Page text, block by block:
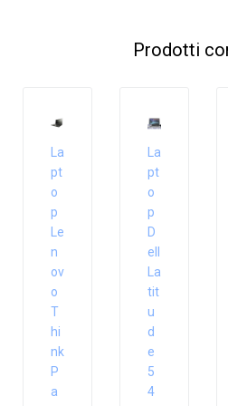
Prodotti
La
pt
o
p
Le
n
ov
o
T
hi
nk
P
a
La
pt
o
p
D
ell
La
tit
u
d
e
5
4